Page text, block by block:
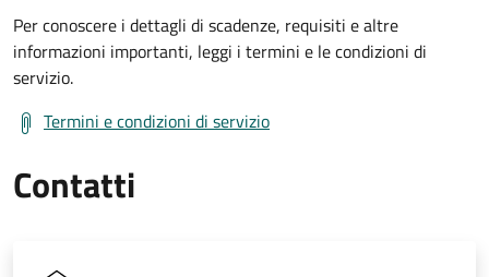
Per conoscere i dettagli di scadenze, requisiti e altre
informazioni importanti, leggi i termini e le condizioni di
servizio.
Termini e condizioni di servizio
Contatti